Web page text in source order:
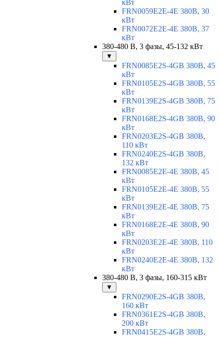
кВт
FRN0059E2E-4E 380В, 30
кВт
FRN0072E2E-4E 380В, 37
кВт
380-480 В, 3 фазы, 45-132 кВт
▼
FRN0085E2S-4GB 380В, 45
кВт
FRN0105E2S-4GB 380В, 55
кВт
FRN0139E2S-4GB 380В, 75
кВт
FRN0168E2S-4GB 380В, 90
кВт
FRN0203E2S-4GB 380В,
110 кВт
FRN0240E2S-4GB 380В,
132 кВт
FRN0085E2E-4E 380В, 45
кВт
FRN0105E2E-4E 380В, 55
кВт
FRN0139E2E-4E 380В, 75
кВт
FRN0168E2E-4E 380В, 90
кВт
FRN0203E2E-4E 380В, 110
кВт
FRN0240E2E-4E 380В, 132
кВт
380-480 В, 3 фазы, 160-315 кВт
▼
FRN0290E2S-4GB 380В,
160 кВт
FRN0361E2S-4GB 380В,
200 кВт
FRN0415E2S-4GB 380В,